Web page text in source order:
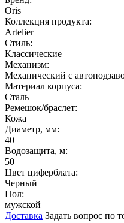
Oris
Коллекция продукта:
Artelier
Стиль:
Классические
Механизм:
Механический с
Материал корпуса:
Сталь
Ремешок/браслет:
Кожа
Диаметр, мм:
40
Водозащита, м:
50
Цвет циферблата:
Черный
Пол:
мужской
Доставка Задать вопрос по